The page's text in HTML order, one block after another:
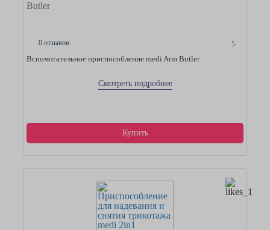
Butler
0 отзывов 5
Вспомогательное приспособление medi Arm Butler
Смотреть подробнее
Купить